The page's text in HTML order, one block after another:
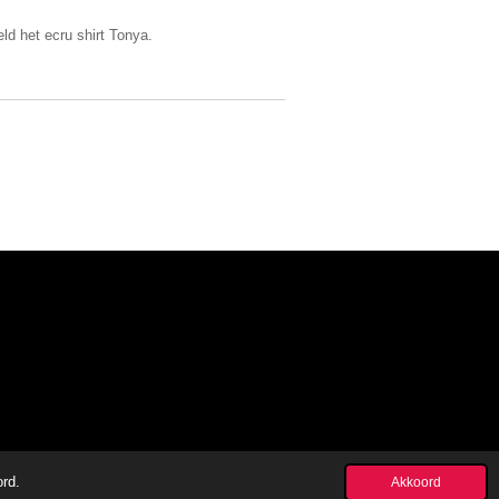
Akkoord
het ecru shirt Tonya.